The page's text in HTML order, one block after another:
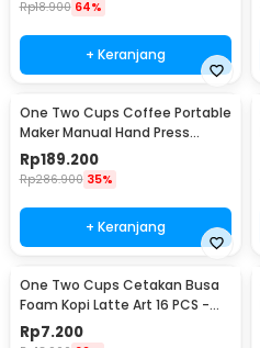
Rp18.900 64%
+ Keranjang
One Two Cups Coffee Portable
Maker Manual Hand Press
Espresso 300ml - T35066
Rp189.200
Rp286.900 35%
+ Keranjang
One Two Cups Cetakan Busa
Foam Kopi Latte Art 16 PCS -
JJYE01
Rp7.200